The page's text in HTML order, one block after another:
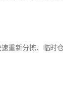
重新分拣、临时